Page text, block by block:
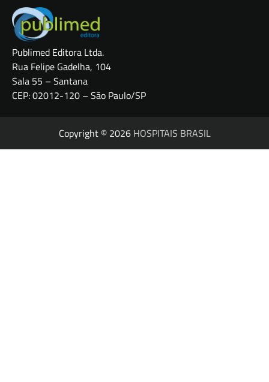
Publimed Editora Ltda.
Rua Felipe Gadelha, 104
Sala 55 – Santana
CEP: 02012-120 – São Paulo/SP
Copyright © 2026 HOSPITAIS BRASIL